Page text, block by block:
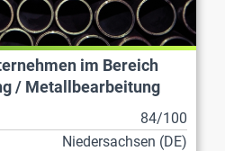
im Bereich
/ Metallbearbeitung
84/100
Niedersachsen (DE)